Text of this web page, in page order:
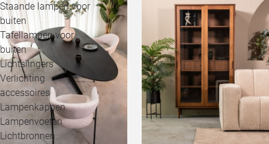
Staande lampen voor
buiten
Tafellampen voor
buiten
Lichtslingers
Verlichting
accessoires
Lampenkappen
Lampenvoeten
Lichtbronnen